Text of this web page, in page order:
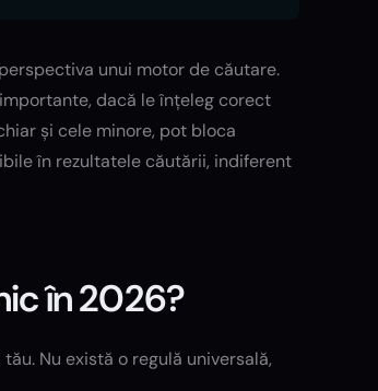
unui motor de căutare.
dacă le înțeleg corect
și cele minore, pot bloca
în rezultatele căutării, indiferent
în 2026?
Nu există o regulă universală,